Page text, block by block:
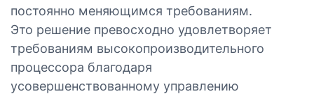
постоянно меняющимся требованиям.
Это решение превосходно удовлетворяет
требованиям высокопроизводительного
процессора благодаря
усовершенствованному управлению